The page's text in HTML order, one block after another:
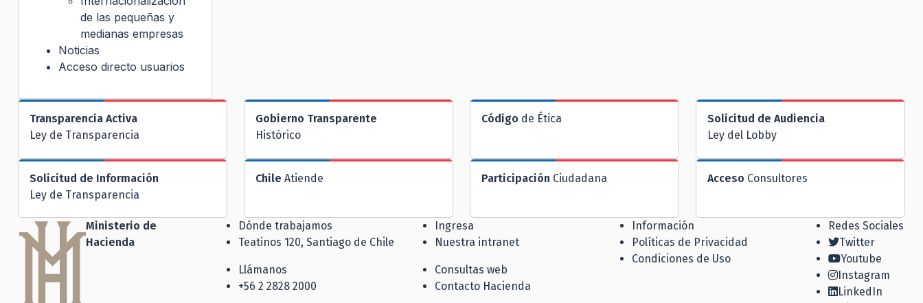
de las pequeñas y
medianas empresas
Noticias
Acceso directo usuarios
Transparencia Activa
Ley de Transparencia
Gobierno Transparente
Histórico
Código de Ética
Solicitud de Audiencia
Ley del Lobby
Solicitud de Información
Ley de Transparencia
Chile Atiende Participación Ciudadana Acceso Consultores
Ministerio de
Hacienda
Dónde trabajamos
Teatinos 120, Santiago de Chile
Llámanos
+56 2 2828 2000
Ingresa
Nuestra intranet
Consultas web
Contacto Hacienda
Información
Políticas de Privacidad
Condiciones de Uso
Redes Sociales
Twitter
Youtube
Instagram
LinkedIn